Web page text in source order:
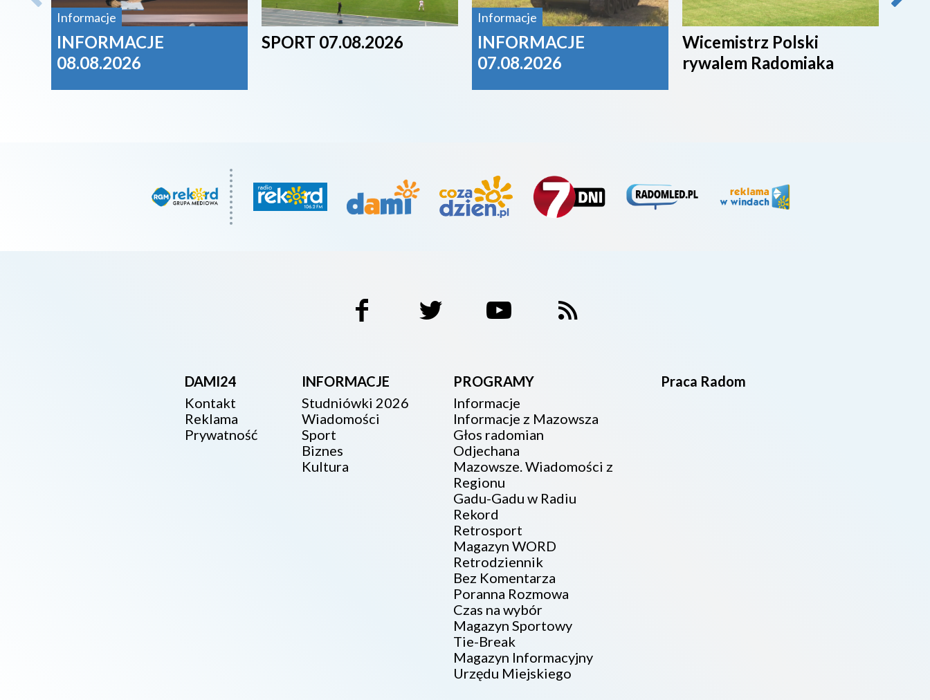
Informacje
INFORMACJE
08.08.2026
SPORT 07.08.2026
Informacje
INFORMACJE
07.08.2026
Wicemistrz Polski
rywalem Radomiaka
DAMI24
Kontakt
Reklama
Prywatność
INFORMACJE
Studniówki 2026
Wiadomości
Sport
Biznes
Kultura
PROGRAMY
Informacje
Informacje z Mazowsza
Głos radomian
Odjechana
Mazowsze. Wiadomości z
Regionu
Gadu-Gadu w Radiu
Rekord
Retrosport
Magazyn WORD
Retrodziennik
Bez Komentarza
Poranna Rozmowa
Czas na wybór
Magazyn Sportowy
Tie-Break
Magazyn Informacyjny
Urzędu Miejskiego
Praca Radom